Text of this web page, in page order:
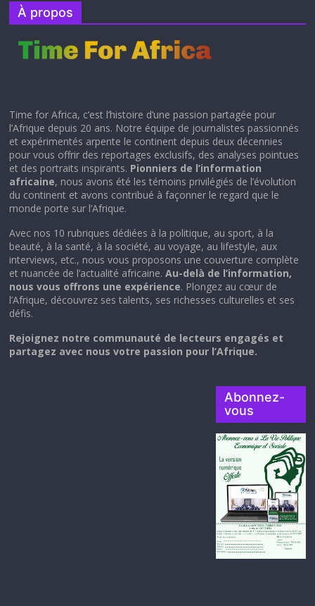
À propos
Time for Africa, c’est l’histoire d’une passion partagée pour
l’Afrique depuis 20 ans. Notre équipe de journalistes passionnés
et expérimentés arpente le continent depuis deux décennies
pour vous offrir des reportages exclusifs, des analyses pointues
et des portraits inspirants. Pionniers de l’information
africaine, nous avons été les témoins privilégiés de l’évolution
du continent et avons contribué à façonner le regard que le
monde porte sur l’Afrique.
Avec nos 10 rubriques dédiées à la politique, au sport, à la
beauté, à la santé, à la société, au voyage, au lifestyle, aux
interviews, etc., nous vous proposons une couverture complète
et nuancée de l’actualité africaine.Au-delà de l’information,
nous vous offrons une expérience. Plongez au cœur de
l’Afrique, découvrez ses talents, ses richesses culturelles et ses
défis.
Rejoignez notre communauté de lecteurs engagés et
partagez avec nous votre passion pour l’Afrique.
Abonnez-
vous